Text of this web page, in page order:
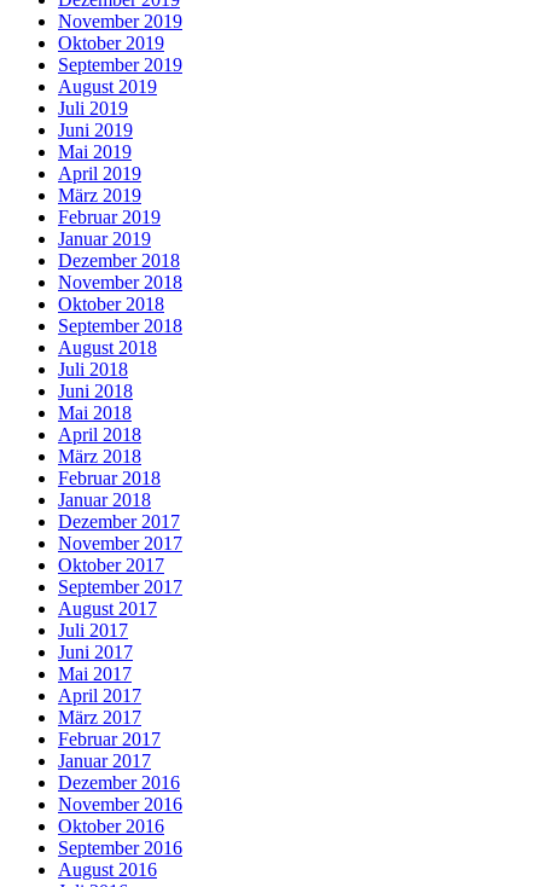
November 2019
Oktober 2019
September 2019
August 2019
Juli 2019
Juni 2019
Mai 2019
April 2019
März 2019
Februar 2019
Januar 2019
Dezember 2018
November 2018
Oktober 2018
September 2018
August 2018
Juli 2018
Juni 2018
Mai 2018
April 2018
März 2018
Februar 2018
Januar 2018
Dezember 2017
November 2017
Oktober 2017
September 2017
August 2017
Juli 2017
Juni 2017
Mai 2017
April 2017
März 2017
Februar 2017
Januar 2017
Dezember 2016
November 2016
Oktober 2016
September 2016
August 2016